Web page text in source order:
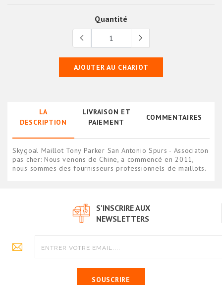
Quantité
AJOUTER AU CHARIOT
LA
DESCRIPTION
LIVRAISON ET
PAIEMENT
COMMENTAIRES
Skygoal Maillot Tony Parker San Antonio Spurs - Associaton
pas cher: Nous venons de Chine, a commencé en 2011,
nous sommes des fournisseurs professionnels de maillots.
S'INSCRIRE AUX
NEWSLETTERS
SOUSCRIRE